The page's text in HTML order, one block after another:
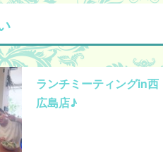
ランチミーティングin西
広島店♪